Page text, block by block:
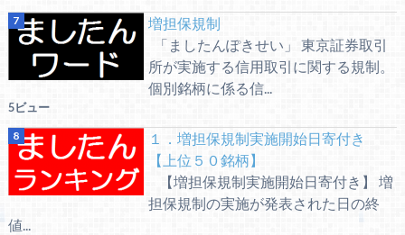
増担保規制
「ましたんぽきせい」 東京証券取引
所が実施する信用取引に関する規制。
個別銘柄に係る信...
5ビュー
１．増担保規制実施開始日寄付き
【上位５０銘柄】
【増担保規制実施開始日寄付き】 増
担保規制の実施が発表された日の終
値...